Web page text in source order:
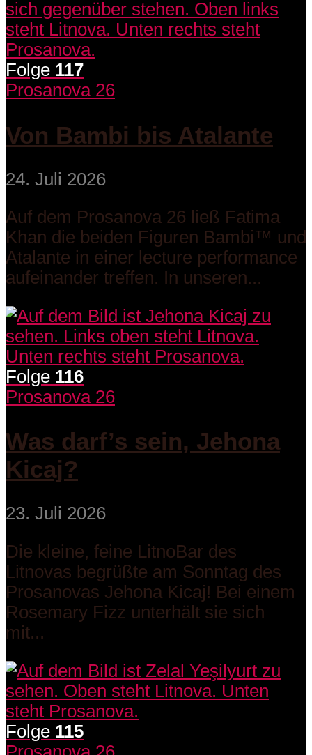
Folge 117
Prosanova 26
Von Bambi bis Atalante
24. Juli 2026
Auf dem Prosanova 26 ließ Fatima
Khan die beiden Figuren Bambi™ und
Atalante in einer lecture performance
aufeinander treffen. In unseren...
Folge 116
Prosanova 26
Was darf’s sein, Jehona
Kicaj?
23. Juli 2026
Die kleine, feine LitnoBar des
Litnovas begrüßte am Sonntag des
Prosanovas Jehona Kicaj! Bei einem
Rosemary Fizz unterhält sie sich
mit...
Folge 115